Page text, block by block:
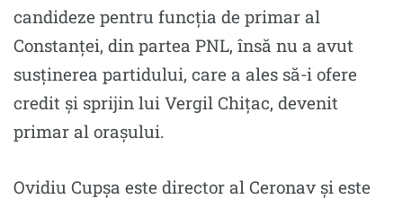
candideze pentru funcția de primar al
Constanței, din partea PNL, însă nu a avut
susținerea partidului, care a ales să-i ofere
credit și sprijin lui Vergil Chițac, devenit
primar al orașului.
Ovidiu Cupșa este director al Ceronav și este